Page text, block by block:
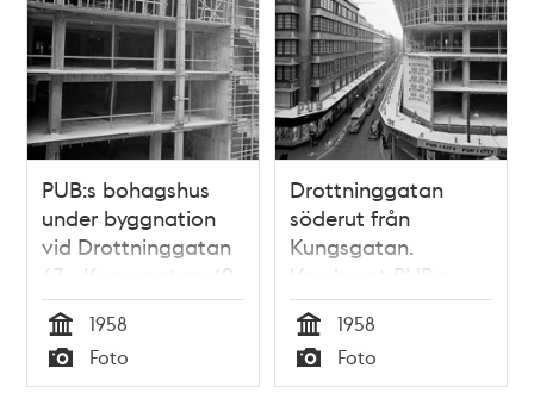
PUB:s bohagshus
under byggnation
vid Drottninggatan
63 - Kungsgatan 49
Tid
1958
Typ
Foto
Drottninggatan
söderut från
Kungsgatan.
Varuhuset PUB:s
bohagshus byggs
Tid
1958
Typ
Foto